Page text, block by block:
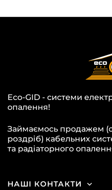
Eco-GID - системи
опалення!
Займаємось продажем
роздріб) кабельних
та радіаторного
НАШІ КОНТАКТИ